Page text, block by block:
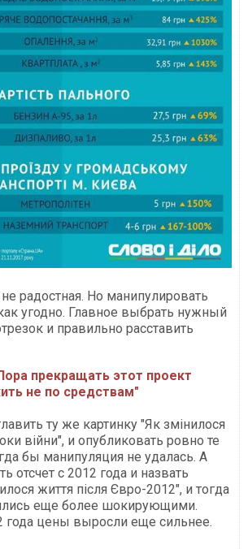
радостная. Но манипулировать
угодно. Главное выбрать нужный
и правильно расставить
прекращать этот проект
не по средствам"
ту же картинку "Як змінилося
війни", и опубликовать ровно те
бы манипуляция не удалась. А
отсчет с 2012 года и назвать
життя після Євро-2012", и тогда
еще более шокирующими.
года цены выросли еще сильнее.